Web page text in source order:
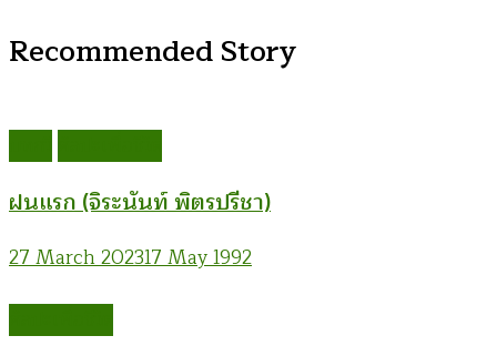
Recommended Story
ฝนแรก (จิระนันท์ พิตรปรีชา)
27 March 202317 May 1992